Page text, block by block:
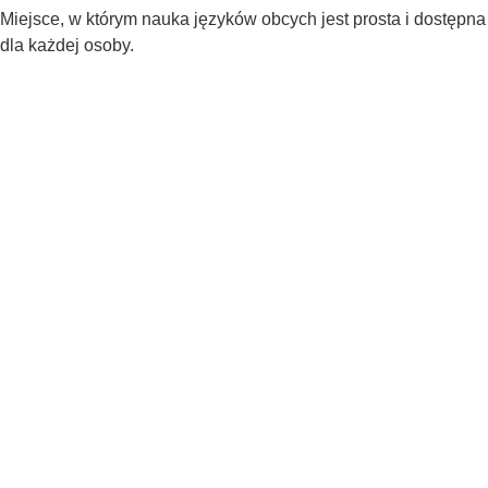
Miejsce, w którym nauka języków obcych jest prosta i dostępna
dla każdej osoby.